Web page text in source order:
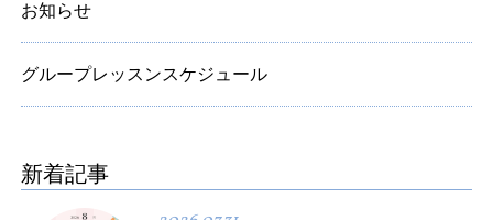
お知らせ
グループレッスンスケジュール
新着記事